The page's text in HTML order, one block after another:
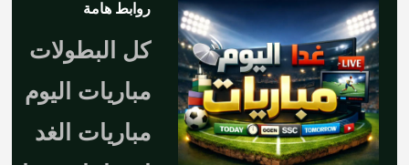
روابط هامة
كل البطولات
مباريات اليوم
مباريات الغد